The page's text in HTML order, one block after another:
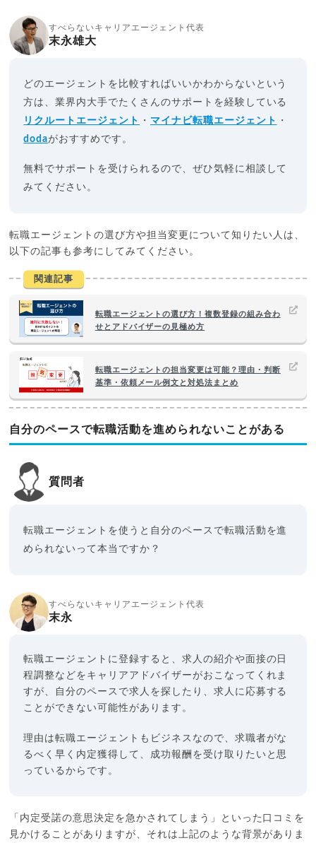
すべらないキャリアエージェント代表
末永雄大
どのエージェントを比較すればいいかわからないという
方は、業界内大手でたくさんのサポートを経験している
リクルートエージェント
・ マイナビ転職エージェント
・
dodaがおすすめです。
無料でサポートを受けられるので、ぜひ気軽に相談して
みてください。
転職エージェントの選び方や担当変更について知りたい人は、
以下の記事も参考にしてみてください。
関連記事
転職エージェントの選び方！複数登録の組み合わ
せとアドバイザーの見極め方
転職エージェントの担当変更は可能？理由・判断
基準・依頼メール例文と対処法まとめ
自分のペースで転職活動を進められないことがある
質問者
転職エージェントを使うと自分のペースで転職活動を進
められないって本当ですか？
すべらないキャリアエージェント代表
末永
転職エージェントに登録すると、求人の紹介や面接の日
程調整などをキャリアアドバイザーがおこなってくれま
すが、自分のペースで求人を探したり、求人に応募する
ことができない可能性があります。
理由は転職エージェントもビジネスなので、求職者がな
るべく早く内定獲得して、成功報酬を受け取りたいと思
っているからです。
「内定受諾の意思決定を急かされてしまう」といった口コミを
見かけることがありますが、それは上記のような背景がありま